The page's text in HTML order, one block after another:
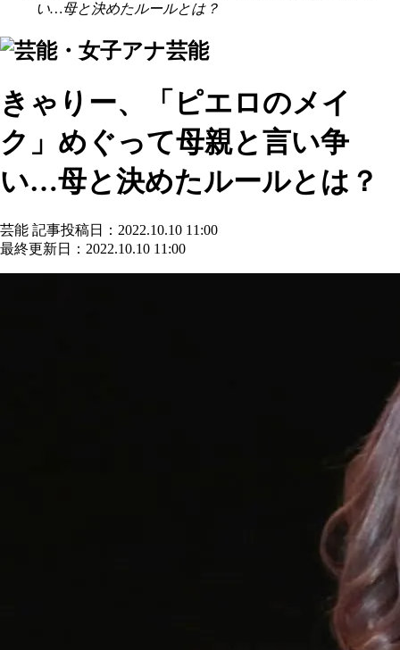
い…母と決めたルールとは？
芸能
きゃりー、「ピエロのメイ
ク」めぐって母親と言い争
い…母と決めたルールとは？
芸能 記事投稿日：2022.10.10 11:00
最終更新日：2022.10.10 11:00